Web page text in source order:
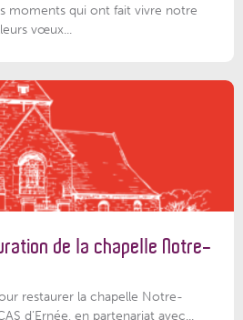
moments qui ont fait vivre notre
vœux...
de la chapelle Notre-
restaurer la chapelle Notre-
d’Ernée, en partenariat avec...